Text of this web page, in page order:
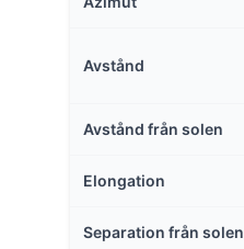
Avstånd
Avstånd från solen
Elongation
Separation från solen